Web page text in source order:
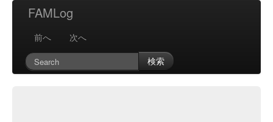
FAMLog
前へ
次へ
検索